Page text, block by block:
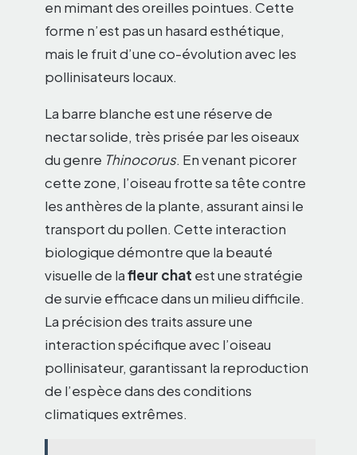
en mimant des oreilles pointues. Cette
forme n’est pas un hasard esthétique,
mais le fruit d’une co-évolution avec les
pollinisateurs locaux.
La barre blanche est une réserve de
nectar solide, très prisée par les oiseaux
du genre Thinocorus. En venant picorer
cette zone, l’oiseau frotte sa tête contre
les anthères de la plante, assurant ainsi le
transport du pollen. Cette interaction
biologique démontre que la beauté
visuelle de lafleur chat est une stratégie
de survie efficace dans un milieu difficile.
La précision des traits assure une
interaction spécifique avec l’oiseau
pollinisateur, garantissant la reproduction
de l’espèce dans des conditions
climatiques extrêmes.